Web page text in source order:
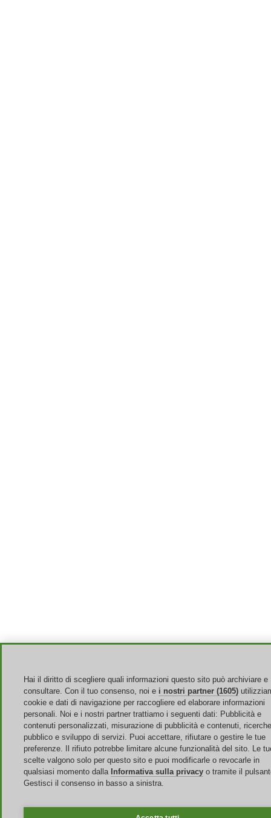
Hai il diritto di scegliere quali informazioni questo sito può archiviare e
consultare. Con il tuo consenso, noi e i nostri partner (1605)
cookie e dati di navigazione per raccogliere ed elaborare informazioni
personali. Noi e i nostri partner trattiamo i seguenti dati: Pubblicità e
contenuti personalizzati, misurazione di pubblicità e contenuti,
pubblico e sviluppo di servizi. Puoi accettare, rifiutare o gestire le tue
preferenze. Il rifiuto potrebbe limitare alcune funzionalità del sito. Le
scelte valgono solo per questo sito e puoi modificarle o revocarle in
qualsiasi momento dalla Informativa sulla privacy o tramite il
Gestisci il consenso in basso a sinistra.